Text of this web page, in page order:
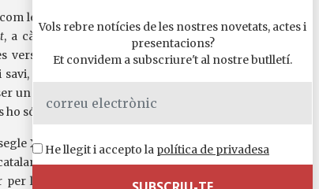
les d’Abu
, a càrrec de
versions de
que sap
un poema i
són.
X al XIII,
Hi ha
la pàtria
Vols rebre notícies de les nostres novetats, actes i
presentacions?
Et convidem a subscriure't al nostre butlletí.
He llegit i accepto la política de privadesa